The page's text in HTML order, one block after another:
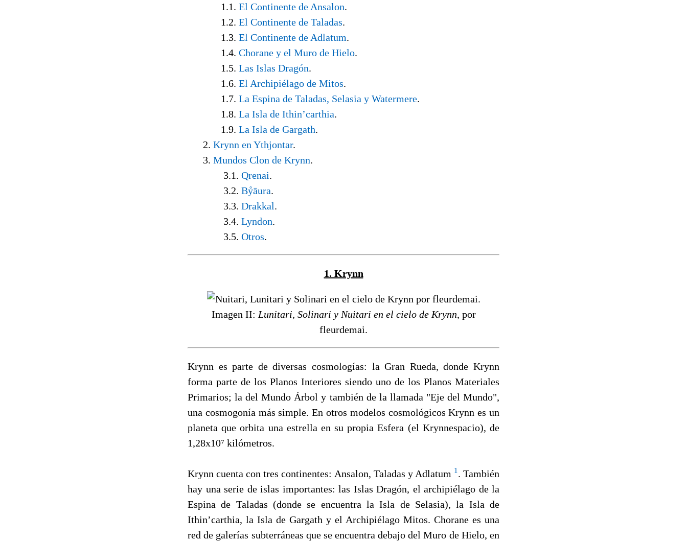
1.1. El Continente de Ansalon.
1.2. El Continente de Taladas.
1.3. El Continente de Adlatum.
1.4. Chorane y el Muro de Hielo.
1.5. Las Islas Dragón.
1.6. El Archipiélago de Mitos.
1.7. La Espina de Taladas, Selasia y Watermere.
1.8. La Isla de Ithin’carthia.
1.9. La Isla de Gargath.
2. Krynn en Ythjontar.
3. Mundos Clon de Krynn.
3.1. Qrenai.
3.2. Bẙāura.
3.3. Drakkal.
3.4. Lyndon.
3.5. Otros.
1. Krynn
Imagen II: Lunitari, Solinari y Nuitari en el cielo de Krynn, por
fleurdemai.
Krynn es parte de diversas cosmologías: la Gran Rueda, donde Krynn
forma parte de los Planos Interiores siendo uno de los Planos Materiales
Primarios; la del Mundo Árbol y también de la llamada "Eje del Mundo",
una cosmogonía más simple. En otros modelos cosmológicos Krynn es un
planeta que orbita una estrella en su propia Esfera (el Krynnespacio), de
1,28x10⁷ kilómetros.
Krynn cuenta con tres continentes: Ansalon, Taladas y Adlatum 1. También
hay una serie de islas importantes: las Islas Dragón, el archipiélago de la
Espina de Taladas (donde se encuentra la Isla de Selasia), la Isla de
Ithin’carthia, la Isla de Gargath y el Archipiélago Mitos. Chorane es una
red de galerías subterráneas que se encuentra debajo del Muro de Hielo, en